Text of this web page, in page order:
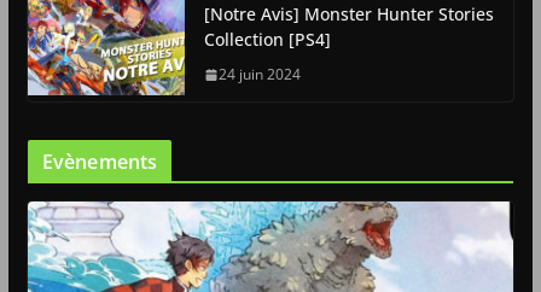
[Notre Avis] Monster Hunter Stories
Collection [PS4]
24 juin 2024
Evènements